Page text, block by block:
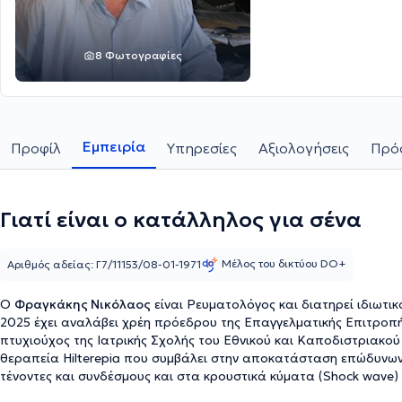
8 Φωτογραφίες
Προφίλ Εμπειρία Υπηρεσίες Αξιολογήσεις
Γιατί είναι ο κατάλληλος για σένα
Ο Φραγκάκης Νικόλαος είναι Ρευματολόγος και διατηρεί
2025 έχει αναλάβει χρέη πρόεδρου της Επαγγελματικής
πτυχιούχος της Ιατρικής Σχολής του Εθνικού και
θεραπεία Hilterepia που συμβάλει στην αποκατάσταση
τένοντες και συνδέσμους και στα κρουστικά κύματα (Shock
Αριθμός αδείας: Γ7/11153/08-01-1971 Μέλος του δικτύου DO+